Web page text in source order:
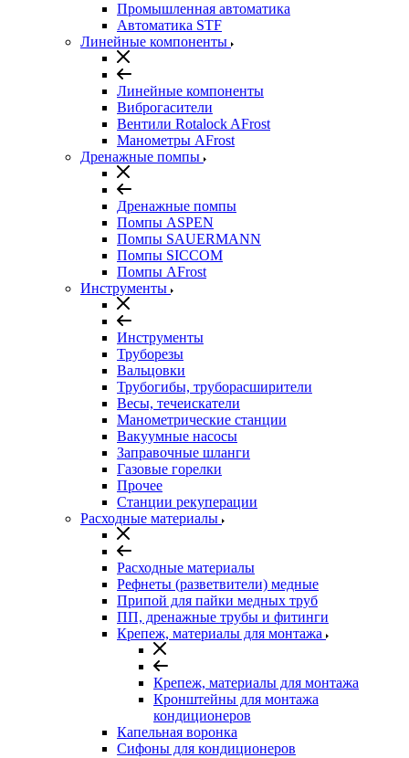
Промышленная автоматика
Автоматика STF
Линейные компоненты
Линейные компоненты
Виброгасители
Вентили Rotalock AFrost
Манометры AFrost
Дренажные помпы
Дренажные помпы
Помпы ASPEN
Помпы SAUERMANN
Помпы SICCOM
Помпы AFrost
Инструменты
Инструменты
Труборезы
Вальцовки
Трубогибы, труборасширители
Весы, течеискатели
Манометрические станции
Вакуумные насосы
Заправочные шланги
Газовые горелки
Прочее
Станции рекуперации
Расходные материалы
Расходные материалы
Рефнеты (разветвители) медные
Припой для пайки медных труб
ПП, дренажные трубы и фитинги
Крепеж, материалы для монтажа
Крепеж, материалы для монтажа
Кронштейны для монтажа
кондиционеров
Капельная воронка
Сифоны для кондиционеров